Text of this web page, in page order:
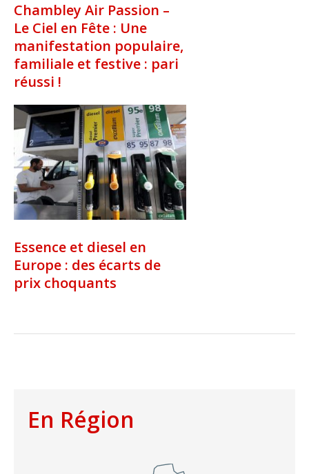
Chambley Air Passion –
Le Ciel en Fête : Une
manifestation populaire,
familiale et festive : pari
réussi !
Essence et diesel en
Europe : des écarts de
prix choquants
En Région